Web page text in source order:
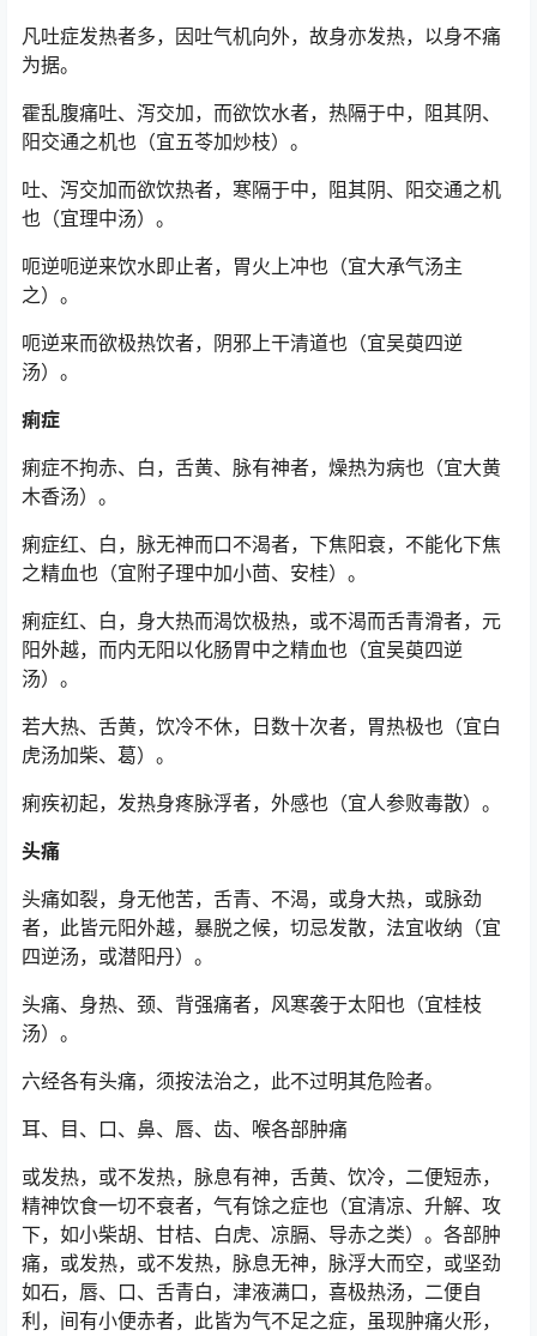
凡吐症发热者多，因吐气机向外，故身亦发热，以身不痛
为据。
霍乱腹痛吐、泻交加，而欲饮水者，热隔于中，阻其阴、
阳交通之机也（宜五苓加炒枝）。
吐、泻交加而欲饮热者，寒隔于中，阻其阴、阳交通之机
也（宜理中汤）。
呃逆呃逆来饮水即止者，胃火上冲也（宜大承气汤主
之）。
呃逆来而欲极热饮者，阴邪上干清道也（宜吴萸四逆
汤）。
痢症
痢症不拘赤、白，舌黄、脉有神者，燥热为病也（宜大黄
木香汤）。
痢症红、白，脉无神而口不渴者，下焦阳衰，不能化下焦
之精血也（宜附子理中加小茴、安桂）。
痢症红、白，身大热而渴饮极热，或不渴而舌青滑者，元
阳外越，而内无阳以化肠胃中之精血也（宜吴萸四逆
汤）。
若大热、舌黄，饮冷不休，日数十次者，胃热极也（宜白
虎汤加柴、葛）。
痢疾初起，发热身疼脉浮者，外感也（宜人参败毒散）。
头痛
头痛如裂，身无他苦，舌青、不渴，或身大热，或脉劲
者，此皆元阳外越，暴脱之候，切忌发散，法宜收纳（宜
四逆汤，或潜阳丹）。
头痛、身热、颈、背强痛者，风寒袭于太阳也（宜桂枝
汤）。
六经各有头痛，须按法治之，此不过明其危险者。
耳、目、口、鼻、唇、齿、喉各部肿痛
或发热，或不发热，脉息有神，舌黄、饮冷，二便短赤，
精神饮食一切不衰者，气有馀之症也（宜清凉、升解、攻
下，如小柴胡、甘桔、白虎、凉膈、导赤之类）。各部肿
痛，或发热，或不发热，脉息无神，脉浮大而空，或坚劲
如石，唇、口、舌青白，津液满口，喜极热汤，二便自
利，间有小便赤者，此皆为气不足之症，虽现肿痛火形，